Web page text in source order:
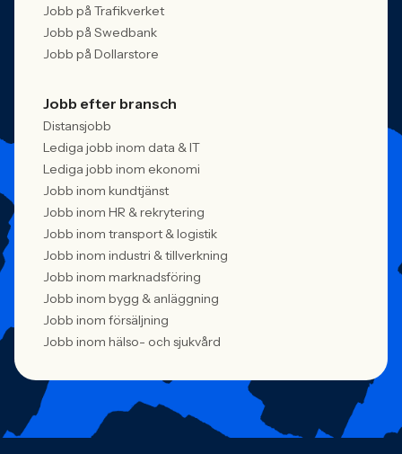
Jobb på Trafikverket
Jobb på Swedbank
Jobb på Dollarstore
Jobb efter bransch
Distansjobb
Lediga jobb inom data & IT
Lediga jobb inom ekonomi
Jobb inom kundtjänst
Jobb inom HR & rekrytering
Jobb inom transport & logistik
Jobb inom industri & tillverkning
Jobb inom marknadsföring
Jobb inom bygg & anläggning
Jobb inom försäljning
Jobb inom hälso- och sjukvård